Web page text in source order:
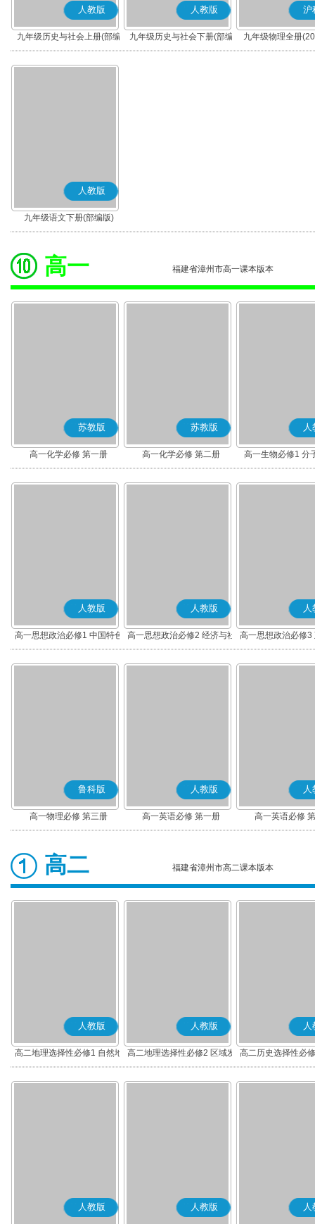
人教版
九年级历史与社会上册(部编
版)
人教版
九年级历史与社会下册(部编
版)
沪
九年级物理全册
人教版
九年级语文下册(部编版)
高一 福建省漳州市高一课本版本
苏教版
高一化学必修 第一册
苏教版
高一化学必修 第二册
人
高一生物必修1 分
人教版
高一思想政治必修1 中国特色
社会主义(部编版)
人教版
高一思想政治必修2 经济与社
会(部编版)
人
高一思想政治必修3
治(部编版)
鲁科版
高一物理必修 第三册
人教版
高一英语必修 第一册
人
高一英语必修
高二 福建省漳州市高二课本版本
人教版
高二地理选择性必修1 自然地
理基础
人教版
高二地理选择性必修2 区域发
展
人
高二历史选择性必
度与社会治理(
人教版 人教版 人